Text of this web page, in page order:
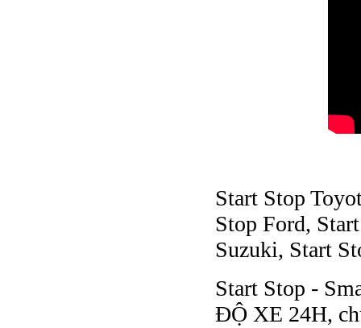
Start Stop
Stop Ford,
Suzuki, Start
Start Stop -
ĐỘ XE 24H,